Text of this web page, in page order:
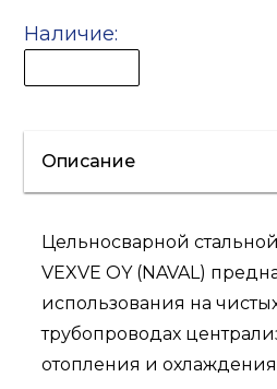
Наличие:
Описание
Цельносварной
VEXVE OY (NAVAL)
использования на
трубопроводах
отопления и